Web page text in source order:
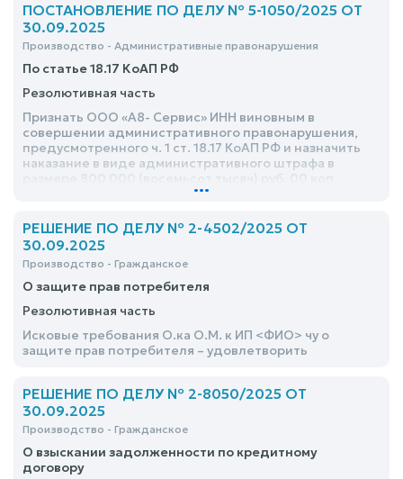
ПОСТАНОВЛЕНИЕ ПО ДЕЛУ № 5-1050/2025 ОТ
30.09.2025
Производство - Административные правонарушения
По статье 18.17 КоАП РФ
Резолютивная часть
Признать ООО «А8- Сервис» ИНН виновным в
совершении административного правонарушения,
предусмотренного ч. 1 ст. 18.17 КоАП РФ и назначить
наказание в виде административного штрафа в
...
РЕШЕНИЕ ПО ДЕЛУ № 2-4502/2025 ОТ
30.09.2025
Производство - Гражданское
О защите прав потребителя
Резолютивная часть
Исковые требования О.ка О.М. к ИП <ФИО> чу о
защите прав потребителя – удовлетворить
РЕШЕНИЕ ПО ДЕЛУ № 2-8050/2025 ОТ
30.09.2025
Производство - Гражданское
О взыскании задолженности по кредитному
договору